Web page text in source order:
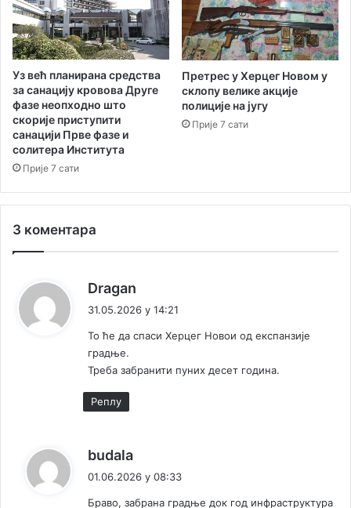
е
р
а
а
з
а
п
р
и
з
н
а
в
а
е
а
в
Уз већ планирана средства
за санацију кровова Друге
фазе неопходно што
скорије приступити
санацији Прве фазе и
солитера Института
Прије 7 сати
Претрес у Херцег Новом у
склопу велике акције
полиције на југу
Прије 7 сати
3 коментара
Dragan
а
е
31.05.2026 у 14:21
То ће да спаси Херцег Новои од експанзије
градње.
Треба забранити пуних десет година.
Реплy
budala
а
01.06.2026 у 08:33
Браво, забрана градње док год инфраструктура